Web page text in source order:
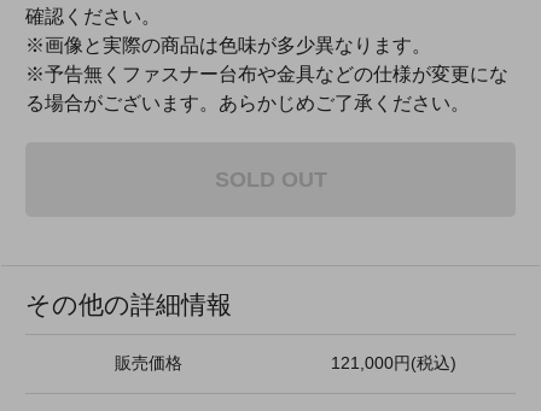
確認ください。
※画像と実際の商品は色味が多少異なります。
※予告無くファスナー台布や金具などの仕様が変更にな
る場合がございます。あらかじめご了承ください。
SOLD OUT
その他の詳細情報
販売価格 121,000円(税込)